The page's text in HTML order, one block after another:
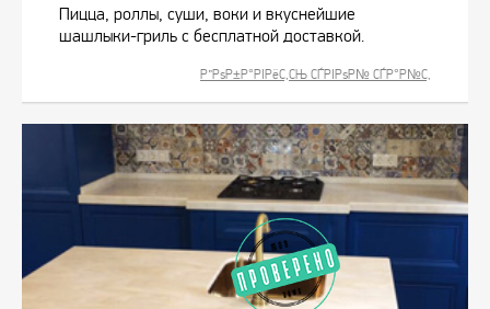
Пицца, роллы, суши, воки и вкуснейшие
шашлыки-гриль с бесплатной доставкой.
Р”РѕР±Р°РІРёС‚СЊ СЃРІРѕР№ СЃР°Р№С‚